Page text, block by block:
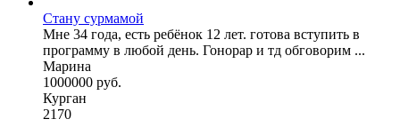
Стану сурмамой
Мне 34 года, есть ребёнок 12 лет. готова вступить в
программу в любой день. Гонорар и тд обговорим ...
Марина
1000000 руб.
Курган
2170